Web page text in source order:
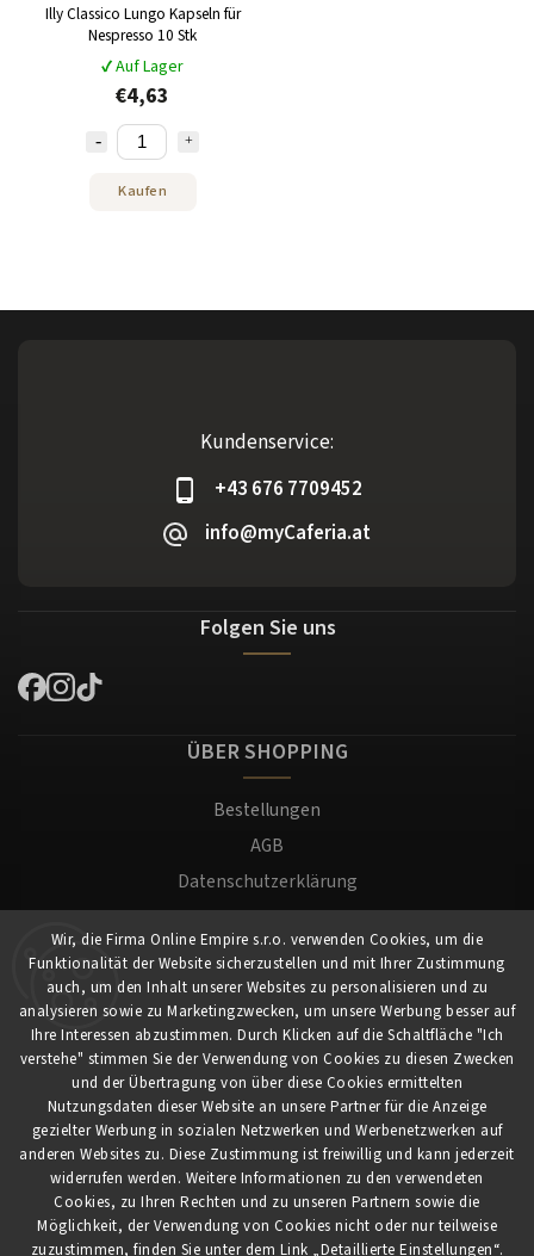
Wir, die Firma Online Empire s.r.o. verwenden Cookies, um die
Funktionalität der Website sicherzustellen und mit Ihrer Zustimmung
auch, um den Inhalt unserer Websites zu personalisieren und zu
analysieren sowie zu Marketingzwecken, um unsere Werbung besser auf
Ihre Interessen abzustimmen. Durch Klicken auf die Schaltfläche "Ich
verstehe" stimmen Sie der Verwendung von Cookies zu diesen Zwecken
und der Übertragung von über diese Cookies ermittelten
Nutzungsdaten dieser Website an unsere Partner für die Anzeige
gezielter Werbung in sozialen Netzwerken und Werbenetzwerken auf
anderen Websites zu. Diese Zustimmung ist freiwillig und kann jederzeit
widerrufen werden. Weitere Informationen zu den verwendeten
Cookies, zu Ihren Rechten und zu unseren Partnern sowie die
Möglichkeit, der Verwendung von Cookies nicht oder nur teilweise
zuzustimmen, finden Sie unter dem Link „Detaillierte Einstellungen“.
Illy Classico Lungo Kapseln für
Nespresso 10 Stk
✔ Auf Lager
€4,63
Kaufen
Kundenservice:
+43 676 7709452
info@myCaferia.at
Folgen Sie uns
ÜBER SHOPPING
Bestellungen
AGB
Datenschutzerklärung
Versand und Zahlung
Warenrücksendung
Impressum
Für Kunden
Mein Konto
Registrierung
Anmeldung